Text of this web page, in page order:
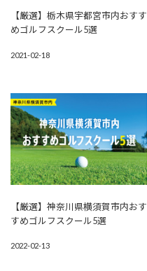
【厳選】栃木県宇都宮市内おすす
めゴルフスクール5選
2021-02-18
【厳選】神奈川県横須賀市内おす
すめゴルフスクール5選
2022-02-13